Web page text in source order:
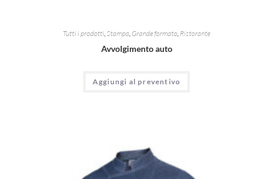
Tutti i prodotti,Stampa, Grande formato, Ristorante
Avvolgimento auto
Aggiungi al preventivo